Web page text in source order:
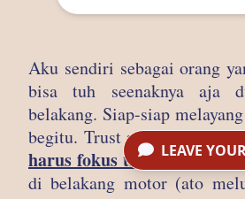
Aku sendiri sebagai orang
bisa tuh seenaknya aja
belakang. Siap-siap
begitu. Trust me friends,
harus fokus tinggi,sambil
di belakang motor (ato
LEAVE